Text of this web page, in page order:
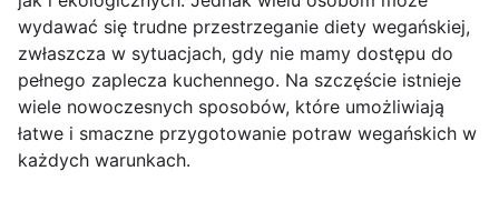
wydawać się trudne przestrzeganie diety wegańskiej,
zwłaszcza w sytuacjach, gdy nie mamy dostępu do
pełnego zaplecza kuchennego. Na szczęście istnieje
wiele nowoczesnych sposobów, które umożliwiają
łatwe i smaczne przygotowanie potraw wegańskich w
każdych warunkach.